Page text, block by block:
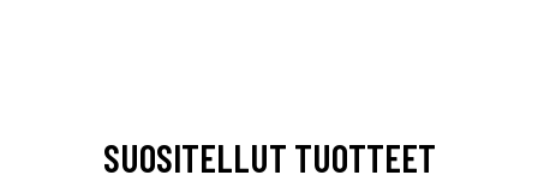
SUOSITELLUT TUOTTEET